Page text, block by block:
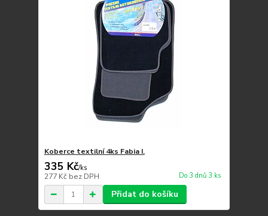
Koberce textilní 4ks Fabia I.
335 Kč/ks
277 Kč bez DPH Do 3 dnů 3 ks
Přidat do košíku